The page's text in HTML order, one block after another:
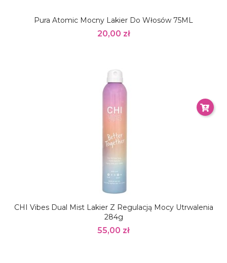
Pura Atomic Mocny Lakier Do Włosów 75ML
20,00 zł
CHI Vibes Dual Mist Lakier Z Regulacją Mocy Utrwalenia
284g
55,00 zł